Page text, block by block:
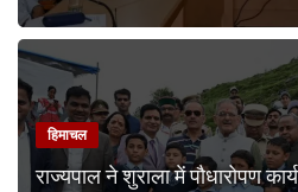
हिमाचल
राज्यपाल ने शुराला में पौधारोपण